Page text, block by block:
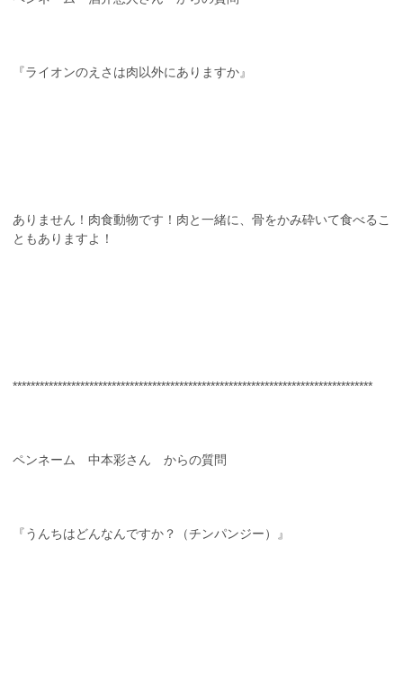
『ライオンのえさは肉以外にありますか』
ありません！肉食動物です！肉と一緒に、骨をかみ砕いて食べるこ
ともありますよ！
********************************************************************************
ペンネーム 中本彩さん からの質問
『うんちはどんなんですか？（チンパンジー）』